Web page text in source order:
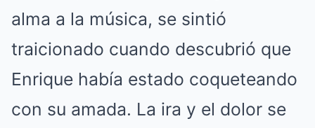
alma a la música, se sintió
traicionado cuando descubrió que
Enrique había estado coqueteando
con su amada. La ira y el dolor se